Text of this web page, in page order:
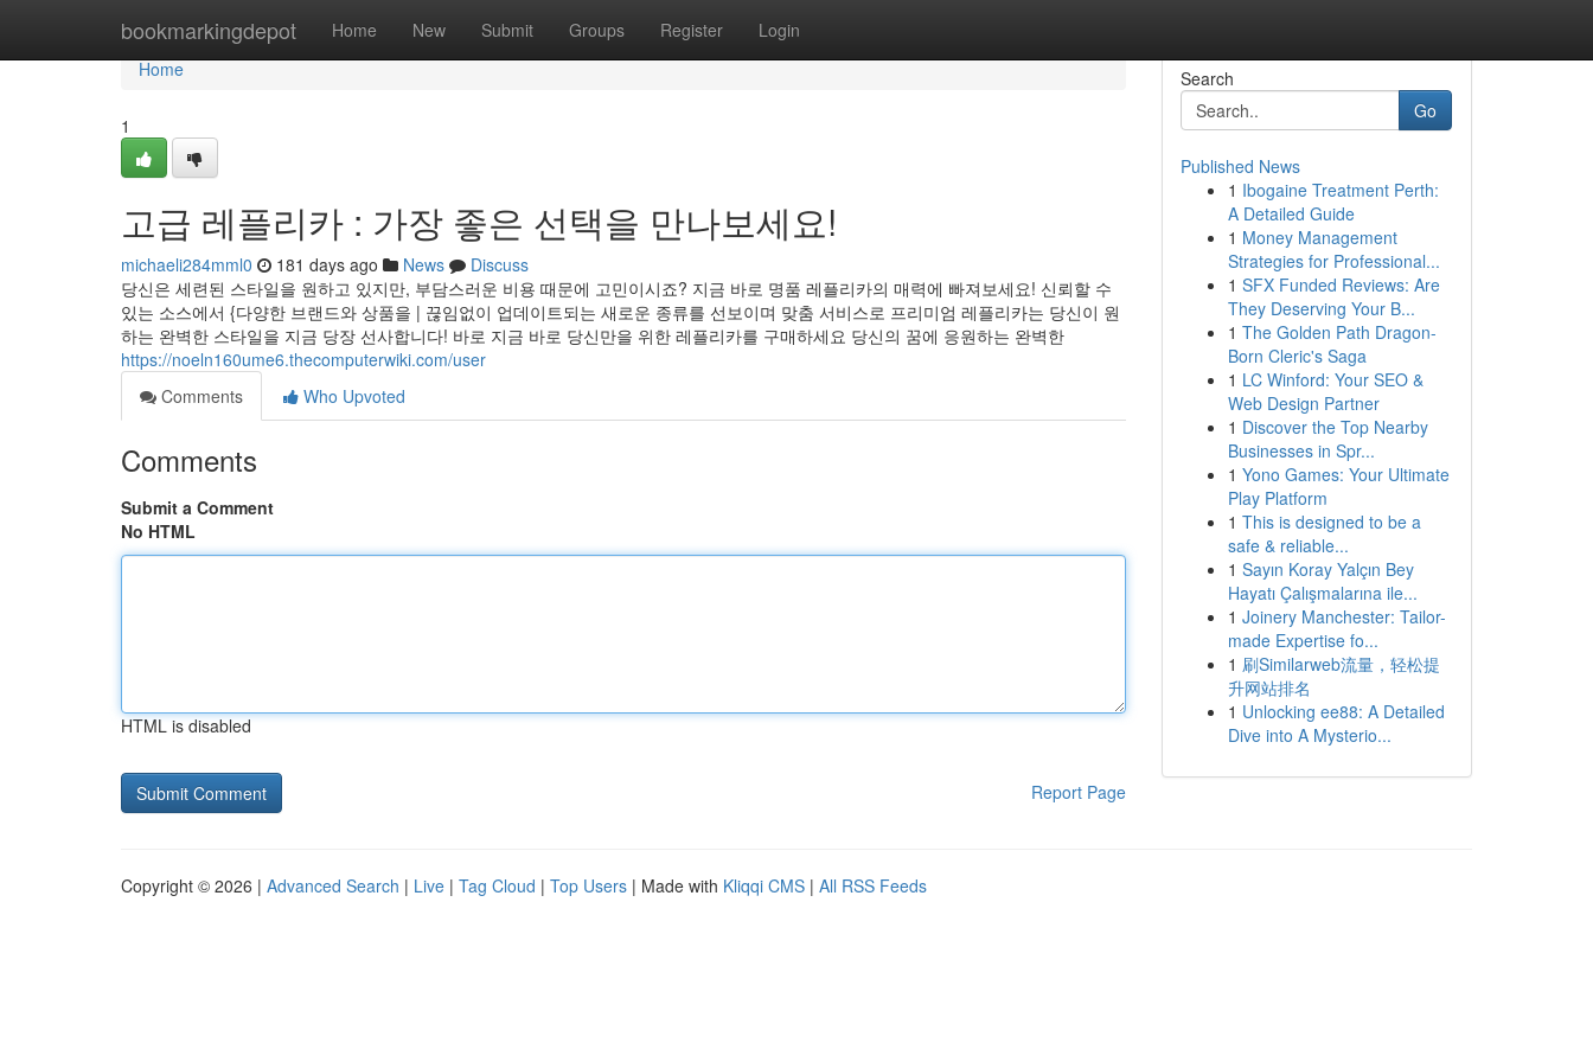
bookmarkingdepot Home New Submit Groups Register Login
Home
Home
1
고급 레플리카 : 가장 좋은 선택을 만나보세요!
michaeli284mml0 181 days ago News
Discuss
당신은 세련된 스타일을 원하고 있지만, 부담스러운 비용 때문에 고민이시죠? 지금 바로 명품 레플리카의 매력에 빠져보세요! 신뢰할 수
있는 소스에서 {다양한 브랜드와 상품을 | 끊임없이 업데이트되는 새로운 종류를 선보이며 맞춤 서비스로 프리미엄 레플리카는 당신이 원
하는 완벽한 스타일을 지금 당장 선사합니다! 바로 지금 바로 당신만을 위한 레플리카를 구매하세요 당신의 꿈에 응원하는 완벽한
https://noeln160ume6.thecomputerwiki.com/user
Comments
Who Upvoted
Comments
Submit a Comment
No HTML
HTML is disabled
Report Page
Search
Go
Published News
1 Ibogaine Treatment Perth:
A Detailed Guide
1 Money Management
Strategies for Professional...
1 SFX Funded Reviews: Are
They Deserving Your B...
1 The Golden Path Dragon-
Born Cleric's Saga
1 LC Winford: Your SEO &
Web Design Partner
1 Discover the Top Nearby
Businesses in Spr...
1 Yono Games: Your Ultimate
Play Platform
1 This is designed to be a
safe & reliable...
1 Sayın Koray Yalçın Bey
Hayatı Çalışmalarına ile...
1 Joinery Manchester: Tailor-
made Expertise fo...
1 刷Similarweb流量，轻松提
升网站排名
1 Unlocking ee88: A Detailed
Dive into A Mysterio...
Copyright © 2026 | Advanced Search | Live | Tag Cloud | Top Users | Made with Kliqqi CMS | All RSS Feeds